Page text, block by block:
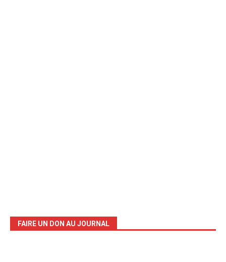
FAIRE UN DON AU JOURNAL